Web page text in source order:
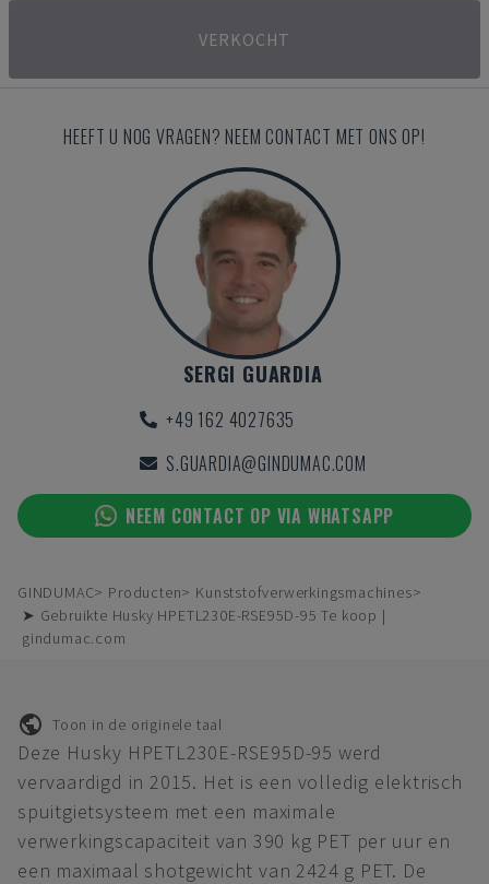
VERKOCHT
HEEFT U NOG VRAGEN? NEEM CONTACT MET ONS OP!
SERGI GUARDIA
+49 162 4027635
S.GUARDIA@GINDUMAC.COM
NEEM CONTACT OP VIA WHATSAPP
GINDUMAC Producten
Kunststofverwerkingsmachines
➤ Gebruikte Husky HPETL230E-RSE95D-95 Te koop |
gindumac.com
Toon in de originele taal
Deze Husky HPETL230E-RSE95D-95 werd
vervaardigd in 2015. Het is een volledig elektrisch
spuitgietsysteem met een maximale
verwerkingscapaciteit van 390 kg PET per uur en
een maximaal shotgewicht van 2424 g PET. De